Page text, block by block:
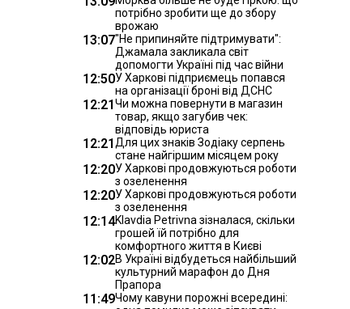
потрібно зробити ще до збору
врожаю
13:07"Не припиняйте підтримувати":
Джамала закликала світ
допомогти Україні під час війни
12:50У Харкові підприємець попався
на організації броні від ДСНС
12:21Чи можна повернути в магазин
товар, якщо загубив чек:
відповідь юриста
12:21 Для цих знаків Зодіаку серпень
стане найгіршим місяцем року
12:20У Харкові продовжуються роботи
з озеленення
12:20У Харкові продовжуються роботи
з озеленення
12:14Klavdia Petrivna зізналася, скільки
грошей їй потрібно для
комфортного життя в Києві
12:02В Україні відбудеться найбільший
культурний марафон до Дня
Прапора
11:49Чому кавуни порожні всередині: